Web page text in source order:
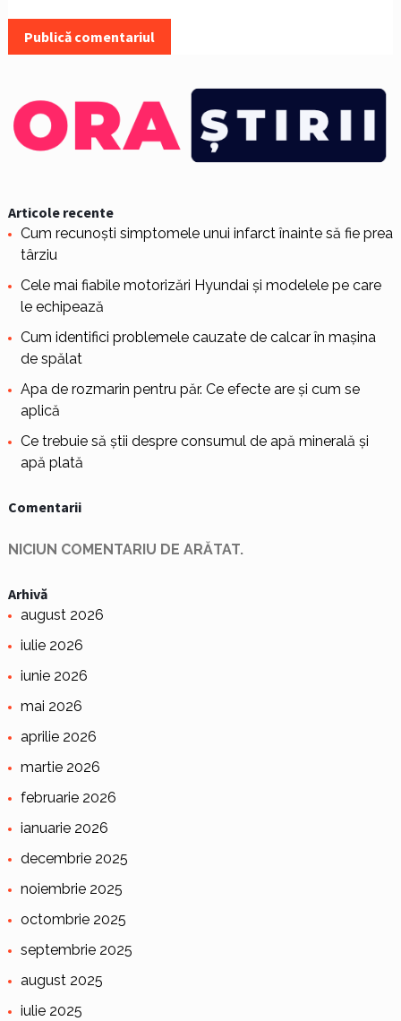
Articole recente
Cum recunoști simptomele unui infarct înainte să fie prea
târziu
Cele mai fiabile motorizări Hyundai și modelele pe care
le echipează
Cum identifici problemele cauzate de calcar în mașina
de spălat
Apa de rozmarin pentru păr. Ce efecte are și cum se
aplică
Ce trebuie să știi despre consumul de apă minerală și
apă plată
Comentarii
NICIUN COMENTARIU DE ARĂTAT.
Arhivă
august 2026
iulie 2026
iunie 2026
mai 2026
aprilie 2026
martie 2026
februarie 2026
ianuarie 2026
decembrie 2025
noiembrie 2025
octombrie 2025
septembrie 2025
august 2025
iulie 2025